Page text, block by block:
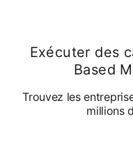
Exécuter des
Based
Trouvez les
millions